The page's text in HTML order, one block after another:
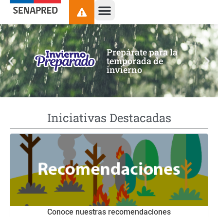
contenido
Prepárate para la
temporada de
invierno
Iniciativas Destacadas
Conoce nuestras recomendaciones